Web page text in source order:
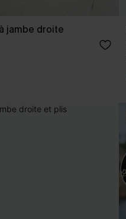
jambe droite